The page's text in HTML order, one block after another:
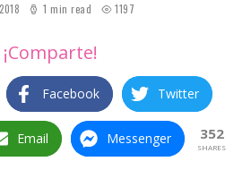
1 min read 1197
¡Comparte!
Facebook Twitter
Email Messenger 352
SHARES